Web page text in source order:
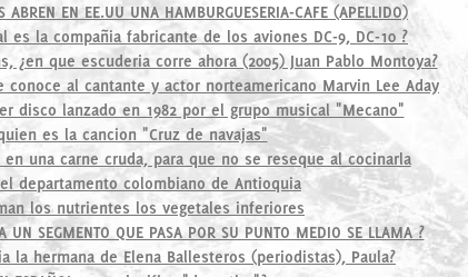
ABREN EN EE.UU UNA HAMBURGUESERIA-CAFE (APELLIDO)
es la compañia fabricante de los aviones DC-9, DC-10 ?
¿en que escuderia corre ahora (2005) Juan Pablo Montoya?
conoce al cantante y actor norteamericano Marvin Lee Aday
disco lanzado en 1982 por el grupo musical "Mecano"
es la cancion "Cruz de navajas"
una carne cruda, para que no se reseque al cocinarla
departamento colombiano de Antioquia
los nutrientes los vegetales inferiores
UN SEGMENTO QUE PASA POR SU PUNTO MEDIO SE LLAMA ?
la hermana de Elena Ballesteros (periodistas), Paula?